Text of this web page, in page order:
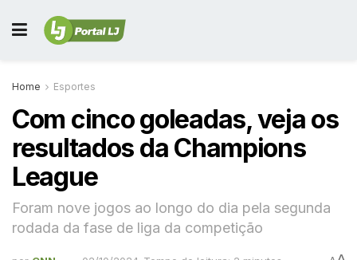
Home Esportes
Com cinco goleadas, veja os
resultados da Champions
League
Foram nove jogos ao longo do dia pela segunda
rodada da fase de liga da competição